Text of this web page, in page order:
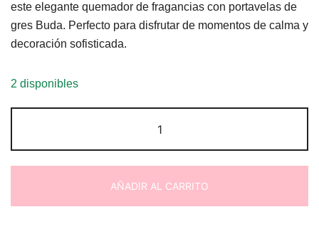
este elegante quemador de fragancias con portavelas de
gres Buda. Perfecto para disfrutar de momentos de calma y
decoración sofisticada.
2 disponibles
de
fragancias
portavelas
de
AÑADIR AL CARRITO